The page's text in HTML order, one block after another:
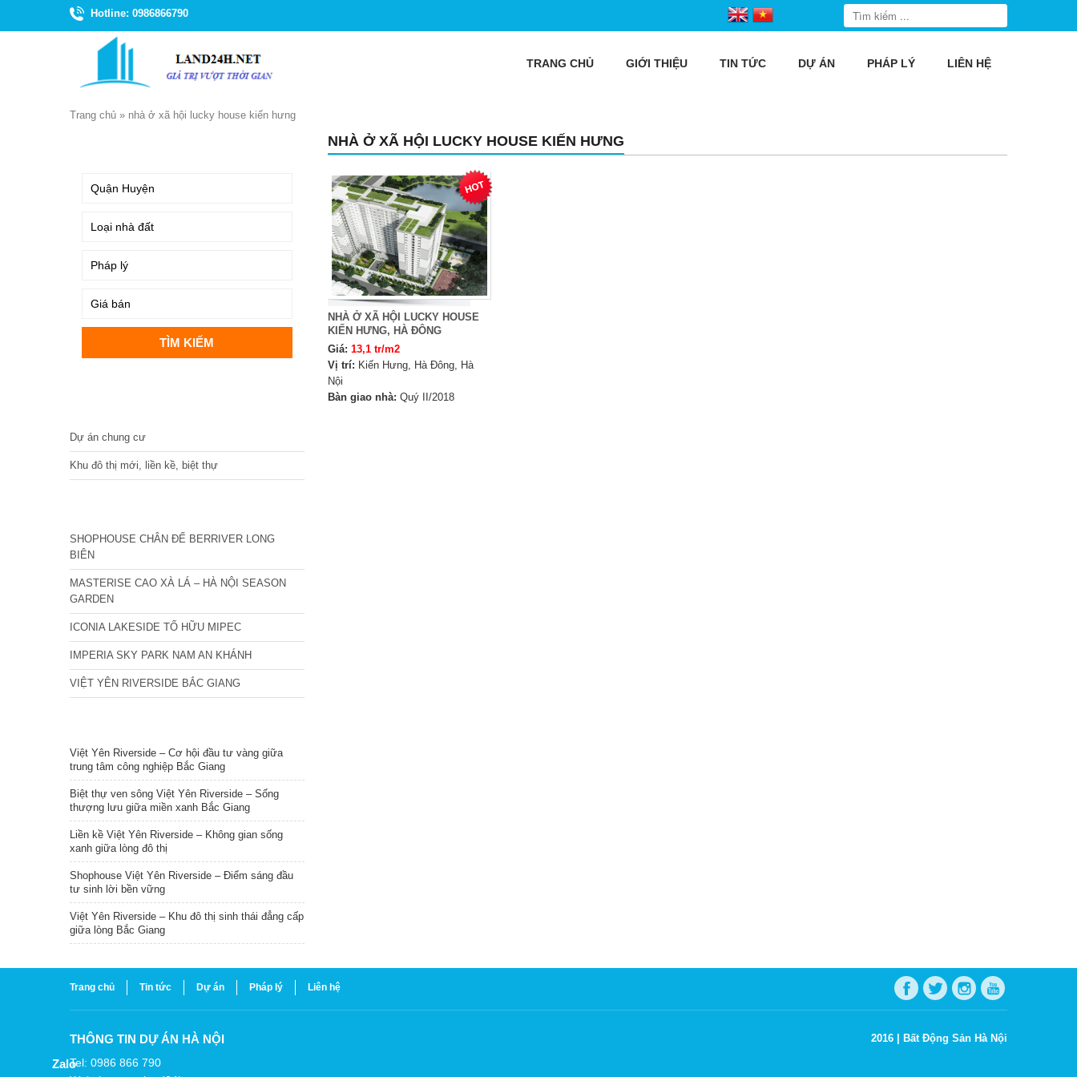
Hotline: 0986866790
TRANG CHỦ GIỚI THIỆU TIN TỨC DỰ ÁN PHÁP LÝ LIÊN HỆ
Trang chủ » nhà ở xã hội lucky house kiến hưng
NHÀ Ở XÃ HỘI LUCKY HOUSE KIẾN HƯNG
NHÀ Ở XÃ HỘI LUCKY HOUSE
KIẾN HƯNG, HÀ ĐÔNG
Giá: 13,1 tr/m2
Vị trí: Kiến Hưng, Hà Đông, Hà
Nội
Bàn giao nhà: Quý II/2018
Dự án chung cư
Khu đô thị mới, liền kề, biệt thự
SHOPHOUSE CHÂN ĐẾ BERRIVER LONG
BIÊN
MASTERISE CAO XÀ LÁ – HÀ NỘI SEASON
GARDEN
ICONIA LAKESIDE TỐ HỮU MIPEC
IMPERIA SKY PARK NAM AN KHÁNH
VIỆT YÊN RIVERSIDE BẮC GIANG
Việt Yên Riverside – Cơ hội đầu tư vàng giữa
trung tâm công nghiệp Bắc Giang
Biệt thự ven sông Việt Yên Riverside – Sống
thượng lưu giữa miền xanh Bắc Giang
Liền kề Việt Yên Riverside – Không gian sống
xanh giữa lòng đô thị
Shophouse Việt Yên Riverside – Điểm sáng đầu
tư sinh lời bền vững
Việt Yên Riverside – Khu đô thị sinh thái đẳng cấp
giữa lòng Bắc Giang
Trang chủ Tin tức Dự án Pháp lý Liên hệ
THÔNG TIN DỰ ÁN HÀ NỘI
Tel: 0986 866 790
2016 | Bất Động Sản Hà Nội
Zalo